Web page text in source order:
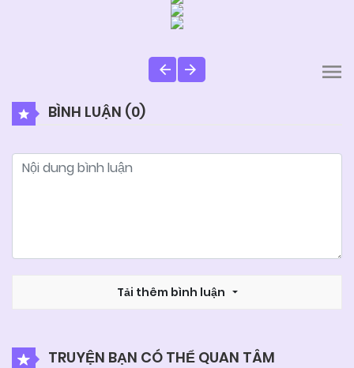
BÌNH LUẬN (0)
Tải thêm bình luận
TRUYỆN BẠN CÓ THỂ QUAN TÂM